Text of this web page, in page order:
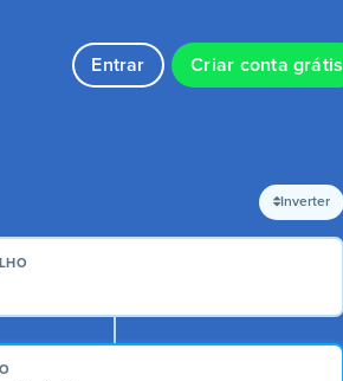
Entrar Criar conta grátis
Inverter